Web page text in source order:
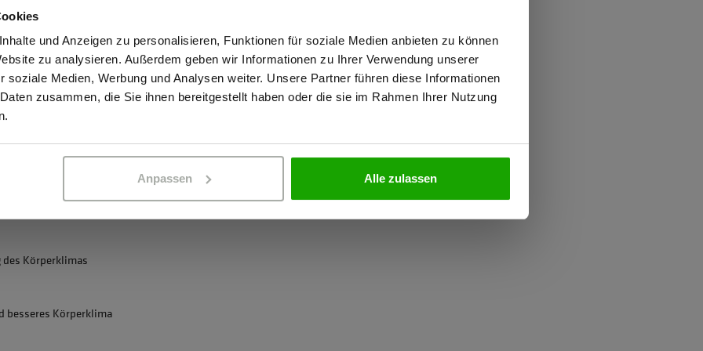
und Anzeigen zu personalisieren, Funktionen für soziale Medien anbieten zu können
zu analysieren. Außerdem geben wir Informationen zu Ihrer Verwendung unserer
soziale Medien, Werbung und Analysen weiter. Unsere Partner führen diese Informationen
zusammen, die Sie ihnen bereitgestellt haben oder die sie im Rahmen Ihrer Nutzung
Anpassen Alle zulassen
sicher vor Nässe.
Funktion.
343 Klasse 4/3
-siehe kompatible ZipIn-
Körperklimas
besseres Körperklima
Kein Einsatz von PFAS
OEKO-TEX® zertifiziert
dass ich Gewerbetreibender bin. Alle Preise werden netto ausgewiesen.
PRIVATPERSON